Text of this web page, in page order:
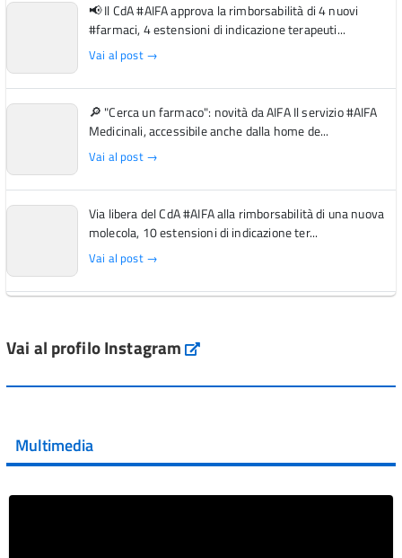
📢 Il CdA #AIFA approva la rimborsabilità di 4 nuovi
#farmaci, 4 estensioni di indicazione terapeuti...
Vai al post →
🔎 "Cerca un farmaco": novità da AIFA Il servizio #AIFA
Medicinali, accessibile anche dalla home de...
Vai al post →
Via libera del CdA #AIFA alla rimborsabilità di una nuova
molecola, 10 estensioni di indicazione ter...
Vai al post →
Vai al post →
Vai al post →
Vai al profilo Instagram Instagram
Multimedia